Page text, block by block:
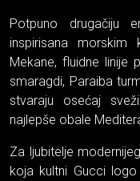
Potpuno drugačiju
inspirisana morskim
Mekane, fluidne linije
smaragdi, Paraiba
stvaraju osećaj
najlepše obale
Za ljubitelje
koja kultni Gucci